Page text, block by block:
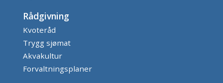
Rådgivning
Kvoteråd
Trygg sjømat
Akvakultur
Forvaltningsplaner